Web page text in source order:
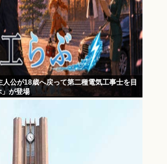
公が18歳へ戻って第二種電気工事士を目
」が登場